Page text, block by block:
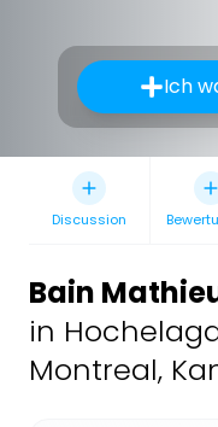
Ich
Discussion
Bain
in
Montreal,